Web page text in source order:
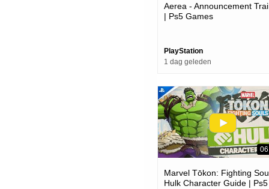
Aerea - Announcement
| Ps5 Games
PlayStation
1 dag geleden
Marvel Tōkon: Fighting
Hulk Character Guide |